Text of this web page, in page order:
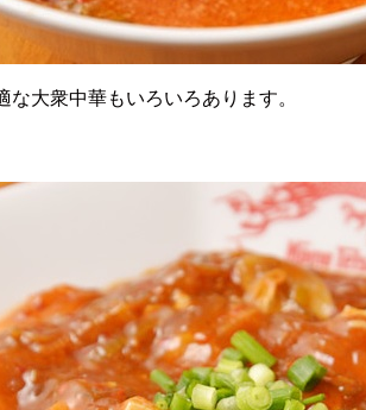
な大衆中華もいろいろあります。